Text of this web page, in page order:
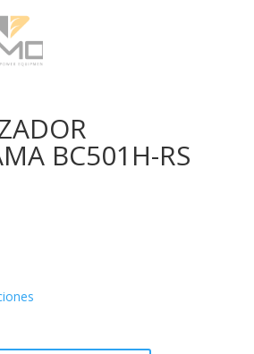
BC501H-RS